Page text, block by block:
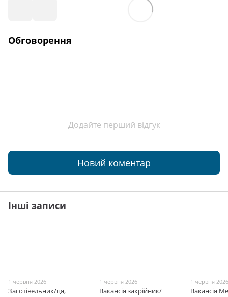
Обговорення
Додайте перший відгук
Новий коментар
Інші записи
1 червня 2026
Заготівельник/ця,
1 червня 2026
Вакансія закрійник/
1 червня
Вакансія